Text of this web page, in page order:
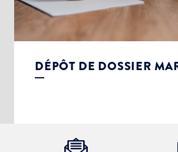
DÉPÔT DE DOSSIER